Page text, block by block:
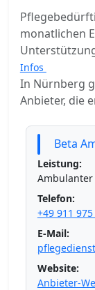
monatlichen
Infos
In Nürnberg
Anbieter, die
Beta
Leistung:
Telefon:
+49 911
E-Mail:
Website:
Anbieter-